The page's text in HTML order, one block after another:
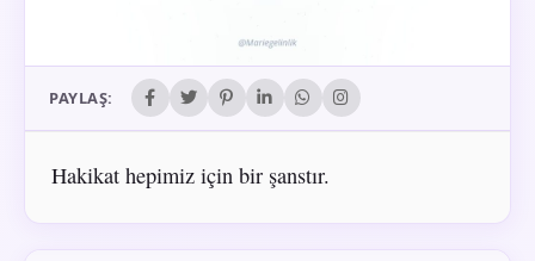
PAYLAŞ:
Hakikat hepimiz için bir şanstır.